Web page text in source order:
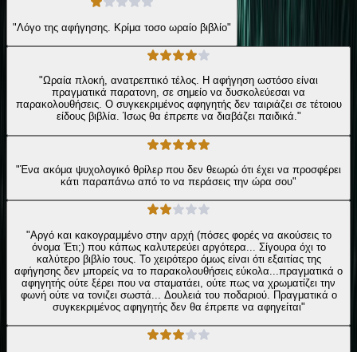
"Λόγο της αφήγησης. Κρίμα τοσο ωραίο βιβλίο"
"Ωραία πλοκή, ανατρεπτικό τέλος. Η αφήγηση ωστόσο είναι
πραγματικά παρατονη, σε σημείο να δυσκολεύεσαι να
παρακολουθήσεις. Ο συγκεκριμένος αφηγητής δεν ταιριάζει σε τέτοιου
είδους βιβλία. Ίσως θα έπρεπε να διαβάζει παιδικά."
"Ένα ακόμα ψυχολογικό θρίλερ που δεν θεωρώ ότι έχει να προσφέρει
κάτι παραπάνω από το να περάσεις την ώρα σου"
"Αργό και κακογραμμένο στην αρχή (πόσες φορές να ακούσεις το
όνομα Έτι;) που κάπως καλυτερεύει αργότερα... Σίγουρα όχι το
καλύτερο βιβλίο τους. Το χειρότερο όμως είναι ότι εξαιτίας της
αφήγησης δεν μπορείς να το παρακολουθήσεις εύκολα...πραγματικά ο
αφηγητής ούτε ξέρει που να σταματάει, ούτε πως να χρωματίζει την
φωνή ούτε να τονιζει σωστά... Δουλειά του ποδαριού. Πραγματικά ο
συγκεκριμένος αφηγητής δεν θα έπρεπε να αφηγείται"